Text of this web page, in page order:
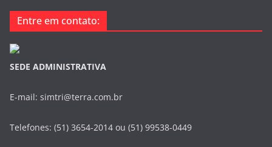
Entre em contato:
SEDE ADMINISTRATIVA
E-mail: simtri@terra.com.br
Telefones: (51) 3654-2014 ou (51) 99538-0449